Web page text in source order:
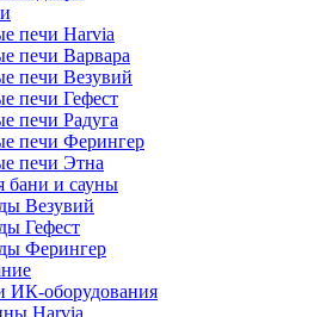
печи Harvia
печи Варвара
печи Везувий
печи Гефест
печи Радуга
печи Ферингер
печи Этна
бани и сауны
Везувий
Гефест
Ферингер
ИК-оборудования
Harvia